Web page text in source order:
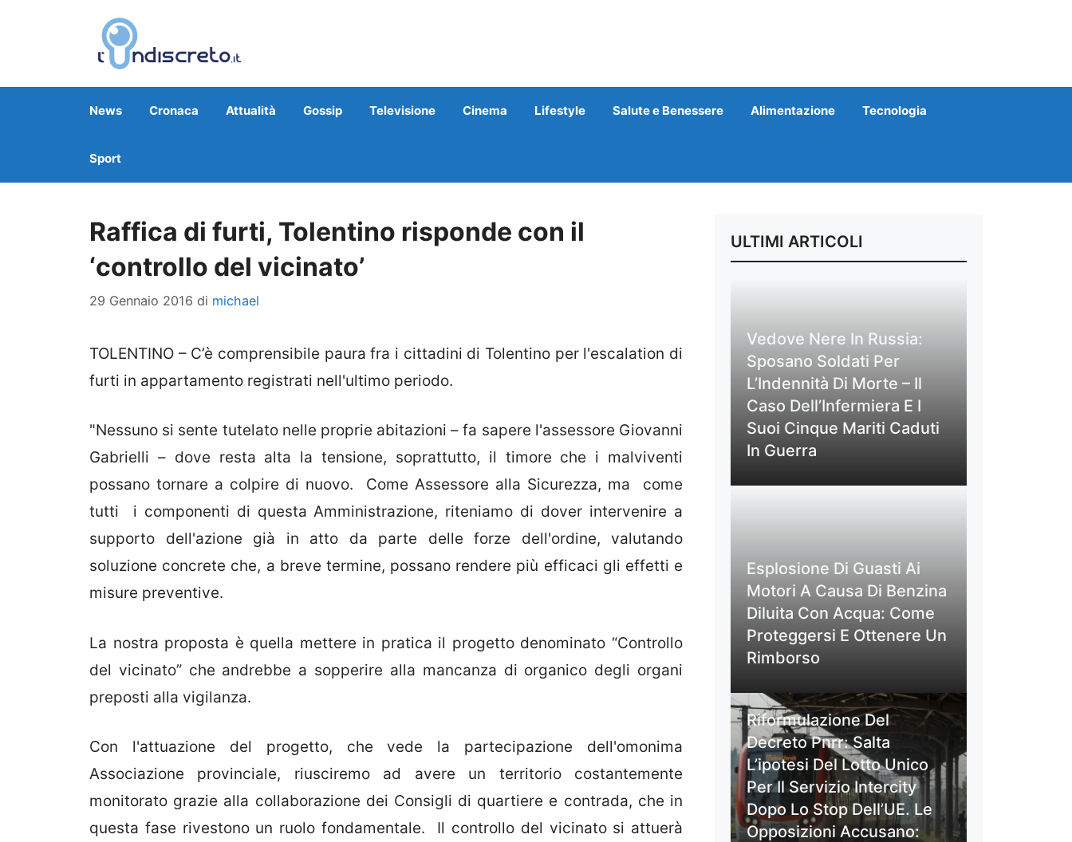
News Cronaca Attualità Gossip Televisione Cinema Lifestyle Salute e Benessere Alimentazione Tecnologia
Sport
Raffica di furti, Tolentino risponde con il
‘controllo del vicinato’
29 Gennaio 2016 di michael
TOLENTINO – C’è comprensibile paura fra i cittadini di Tolentino per l'escalation di
furti in appartamento registrati nell'ultimo periodo.
"Nessuno si sente tutelato nelle proprie abitazioni – fa sapere l'assessore Giovanni
Gabrielli – dove resta alta la tensione, soprattutto, il timore che i malviventi
possano tornare a colpire di nuovo. Come Assessore alla Sicurezza, ma come
tutti i componenti di questa Amministrazione, riteniamo di dover intervenire a
supporto dell'azione già in atto da parte delle forze dell'ordine, valutando
soluzione concrete che, a breve termine, possano rendere più efficaci gli effetti e
misure preventive.
La nostra proposta è quella mettere in pratica il progetto denominato “Controllo
del vicinato” che andrebbe a sopperire alla mancanza di organico degli organi
preposti alla vigilanza.
Con l'attuazione del progetto, che vede la partecipazione dell'omonima
Associazione provinciale, riusciremo ad avere un territorio costantemente
monitorato grazie alla collaborazione dei Consigli di quartiere e contrada, che in
questa fase rivestono un ruolo fondamentale. Il controllo del vicinato si attuerà
ULTIMI ARTICOLI
Vedove Nere In Russia:
Sposano Soldati Per
L’Indennità Di Morte – Il
Caso Dell’Infermiera E I
Suoi Cinque Mariti Caduti
In Guerra
Esplosione Di Guasti Ai
Motori A Causa Di Benzina
Diluita Con Acqua: Come
Proteggersi E Ottenere Un
Rimborso
Riformulazione Del
Decreto Pnrr: Salta
L’ipotesi Del Lotto Unico
Per Il Servizio Intercity
Dopo Lo Stop Dell’UE. Le
Opposizioni Accusano: